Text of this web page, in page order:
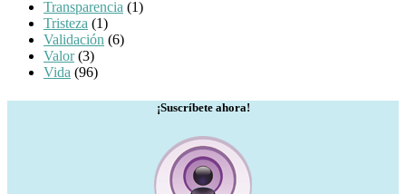
Transparencia (1)
Tristeza (1)
Validación (6)
Valor(3)
Vida (96)
¡Suscríbete ahora!